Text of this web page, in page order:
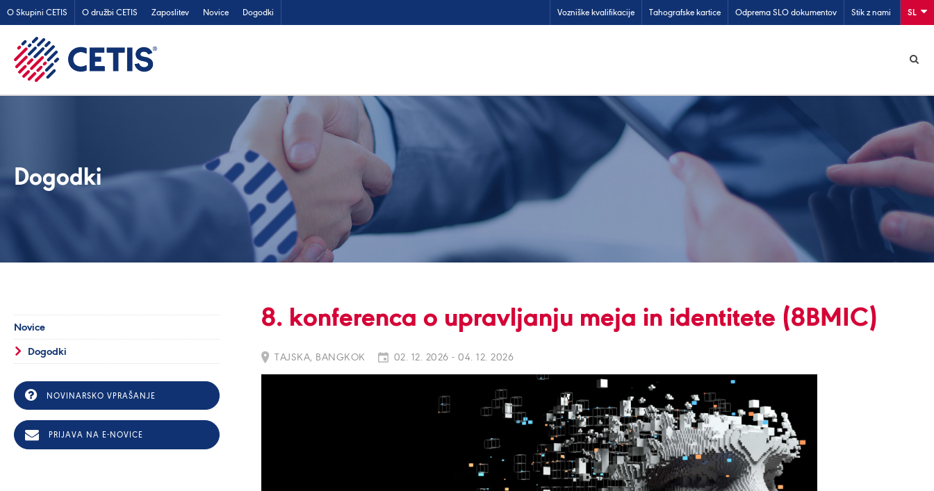
O Skupini CETIS O družbi CETIS Zaposlitev Novice Dogodki Vozniške kvalifikacije Tahografske kartice Odprema SLO dokumentov Stik z nami SL
Dogodki
Novice
Dogodki
NOVINARSKO VPRAŠANJE
PRIJAVA NA E-NOVICE
8. konferenca o upravljanju meja in identitete (8BMIC)
TAJSKA, BANGKOK 02. 12. 2026 - 04. 12. 2026